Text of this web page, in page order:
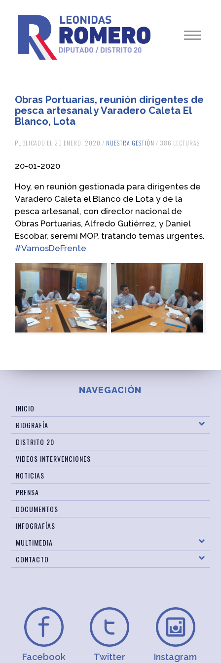
Obras Portuarias, reunión dirigentes de
pesca artesanal y Varadero Caleta El
Blanco, Lota
PUBLICADO EL 20 ENERO, 2020 / NUESTRA GESTIÓN / 386 LECTURAS
20-01-2020
Hoy, en reunión gestionada para dirigentes de
Varadero Caleta el Blanco de Lota y de la
pesca artesanal, con director nacional de
Obras Portuarias, Alfredo Gutiérrez, y Daniel
Escobar, seremi MOP, tratando temas urgentes.
#VamosDeFrente
NAVEGACIÓN
INICIO
BIOGRAFÍA
DISTRITO 20
VIDEOS INTERVENCIONES
NOTICIAS
PRENSA
DOCUMENTOS
INFOGRAFÍAS
MULTIMEDIA
CONTACTO
Facebook Twitter Instagram